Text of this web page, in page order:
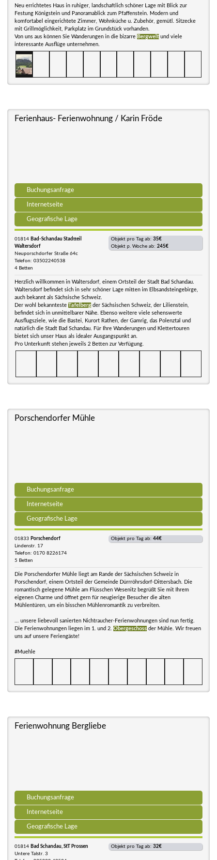
Neu errichtetes Haus in ruhiger, landschaftlich schöner Lage mit Blick zur
Festung Königstein und Panoramablick zum Pfaffenstein. Modern und
komfortabel eingerichtete Zimmer, Wohnküche u. Zubehör, gemütl. Sitzecke
mit Grillmöglichkeit, Parkplatz im Grundstück vorhanden.
Von uns aus können Sie Wanderungen in die bizarre Bergwelt und viele
interessante Ausflüge unternehmen.
Ferienhaus- Ferienwohnung / Karin Fröde
Buchungsanfrage
Internetseite
Geografische Lage
01814 Bad-Schandau Stadtteil
Waltersdorf
Neuporschdorfer Straße 64c
Telefon: 03502240538
4 Betten
Objekt pro Tag ab: 35€
Objekt p. Woche ab: 245€
Herzlich willkommen in Waltersdorf, einem Ortsteil der Stadt Bad Schandau.
Waltersdorf befindet sich in sehr schöner Lage mitten im Elbsandsteingebirge,
auch bekannt als Sächsische Schweiz.
Der wohl bekannteste Tafelberg der Sächsischen Schweiz, der Lilienstein,
befindet sich in unmittelbarer Nähe. Ebenso weitere viele sehenswerte
Ausflugsziele, wie die Bastei, Kurort Rathen, der Gamrig, das Polenztal und
natürlich die Stadt Bad Schandau. Für Ihre Wanderungen und Klettertouren
bietet sich unser Haus als idealer Ausgangspunkt an.
Pro Unterkunft stehen jeweils 2 Betten zur Verfügung.
Porschendorfer Mühle
Buchungsanfrage
Internetseite
Geografische Lage
01833 Porschendorf
Lindenstr. 17
Telefon: 0170 8226174
5 Betten
Objekt pro Tag ab: 44€
Die Porschendorfer Mühle liegt am Rande der Sächsischen Schweiz in
Porschendorf, einem Ortsteil der Gemeinde Dürrröhrsdorf-Dittersbach. Die
romantisch gelegene Mühle am Flüsschen Wesenitz begrüßt Sie mit Ihrem
eigenen Charme und öffnet gern für neugierige Besucher die alten
Mühlentüren, um ein bisschen Mühlenromantik zu verbreiten.
... unsere liebevoll sanierten Nichtraucher-Ferienwohnungen sind nun fertig.
Die Ferienwohnungen liegen im 1. und 2. Obergeschoss der Mühle. Wir freuen
uns auf unsere Feriengäste!
#Muehle
Ferienwohnung Bergliebe
Buchungsanfrage
Internetseite
Geografische Lage
01814 Bad Schandau, StT Prossen
Untere Talstr. 3
Objekt pro Tag ab: 32€